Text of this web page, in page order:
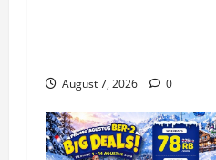
August 7, 2026 0